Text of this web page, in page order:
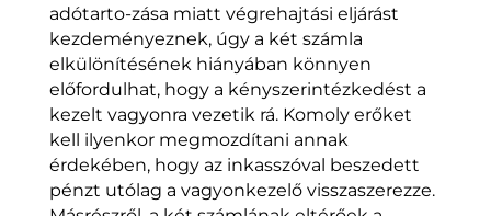
adótarto-zása miatt végrehajtási eljárást
kezdeményeznek, úgy a két számla
elkülönítésének hiányában könnyen
előfordulhat, hogy a kényszerintézkedést a
kezelt vagyonra vezetik rá. Komoly erőket
kell ilyenkor megmozdítani annak
érdekében, hogy az inkasszóval beszedett
pénzt utólag a vagyonkezelő visszaszerezze.